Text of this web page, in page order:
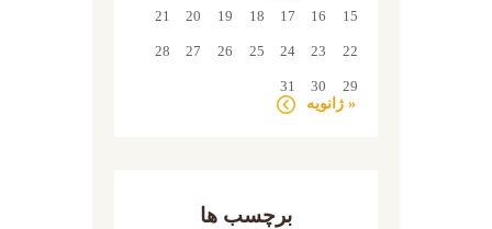
15
16
17
18
19
20
21
22
23
24
25
26
27
28
29
30
31
« ژانویه
برچسب ها